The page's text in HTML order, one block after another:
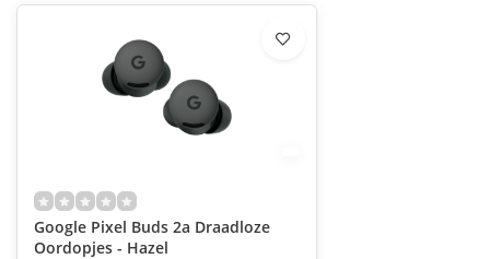
Google Pixel Buds 2a Draadloze
Oordopjes - Hazel